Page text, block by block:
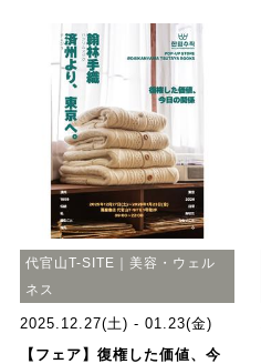
代官山T-SITE｜美容・ウェル
ネス
2025.12.27(土) - 01.23(金)
【フェア】復権した価値、今